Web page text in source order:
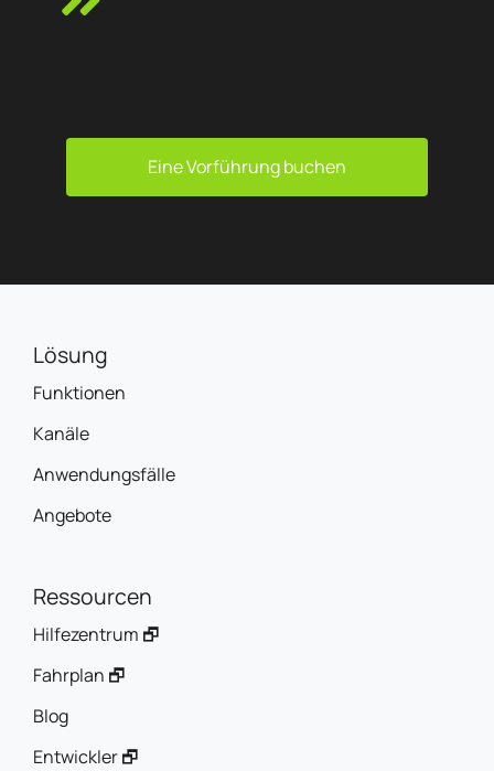
Eine Vorführung buchen
Lösung
Funktionen
Kanäle
Anwendungsfälle
Angebote
Ressourcen
Hilfezentrum 🗗
Fahrplan 🗗
Blog
Entwickler 🗗